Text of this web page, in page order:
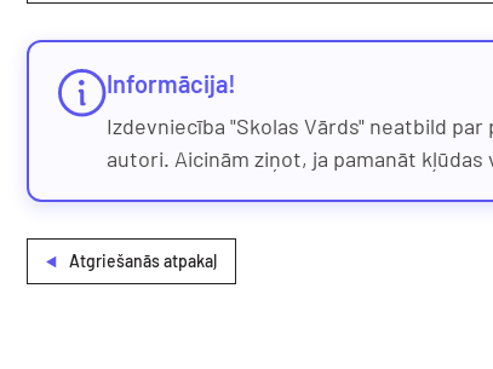
Informācija!
Izdevniecība "Skolas Vārds" neatbild
autori. Aicinām ziņot, ja pamanāt
Atgriešanās atpakaļ